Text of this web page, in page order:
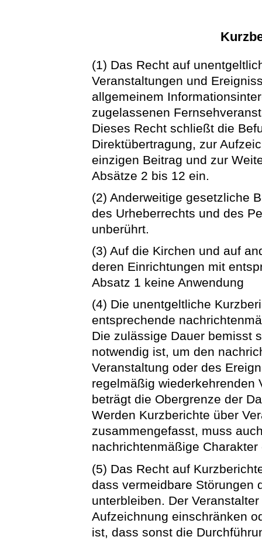
(1) Das Recht auf
Veranstaltungen und
allgemeinem
zugelassenen
Dieses Recht schließt die
Direktübertragung, zur
einzigen Beitrag und zur
Absätze 2 bis 12 ein.
(2) Anderweitige gesetzliche
des Urheberrechts und des
unberührt.
(3) Auf die Kirchen und auf
deren Einrichtungen mit
Absatz 1 keine Anwendung
(4) Die unentgeltliche
entsprechende
Die zulässige Dauer bemisst
notwendig ist, um den
Veranstaltung oder des
regelmäßig wiederkehrenden
beträgt die Obergrenze der
Werden Kurzberichte über
zusammengefasst, muss
nachrichtenmäßige
(5) Das Recht auf
dass vermeidbare Störungen
unterbleiben. Der
Aufzeichnung einschränken
ist, dass sonst die